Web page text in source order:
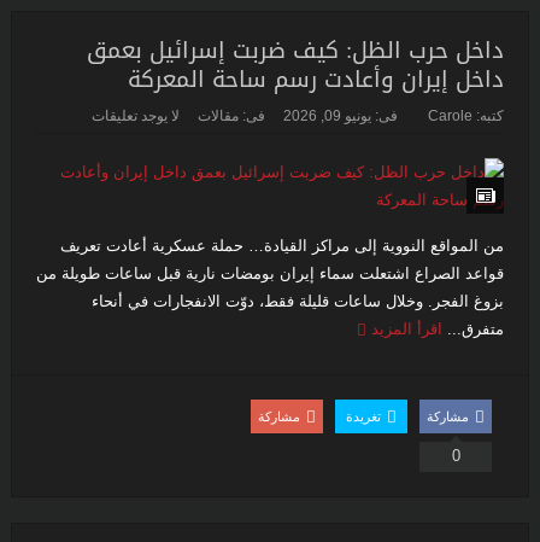
داخل حرب الظل: كيف ضربت إسرائيل بعمق
داخل إيران وأعادت رسم ساحة المعركة
كتبه: Carole فى: يونيو 09, 2026 فى: مقالات لا يوجد تعليقات
من المواقع النووية إلى مراكز القيادة… حملة عسكرية أعادت تعريف
قواعد الصراع اشتعلت سماء إيران بومضات نارية قبل ساعات طويلة من
بزوغ الفجر. وخلال ساعات قليلة فقط، دوّت الانفجارات في أنحاء
متفرق... اقرأ المزيد
مشاركة
0
تغريدة مشاركة